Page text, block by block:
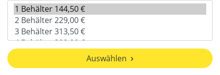
Auswählen